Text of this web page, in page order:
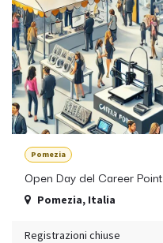
Pomezia
Open Day del Career Point
Pomezia, Italia
Registrazioni chiuse